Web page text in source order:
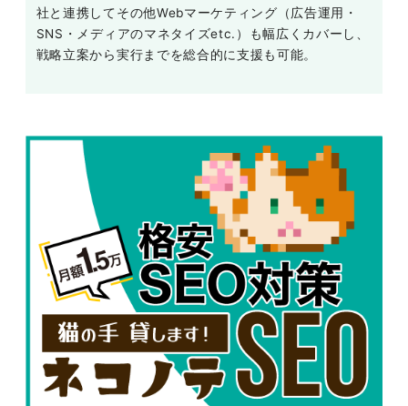
社と連携してその他Webマーケティング（広告運用・
SNS・メディアのマネタイズetc.）も幅広くカバーし、
戦略立案から実行までを総合的に支援も可能。